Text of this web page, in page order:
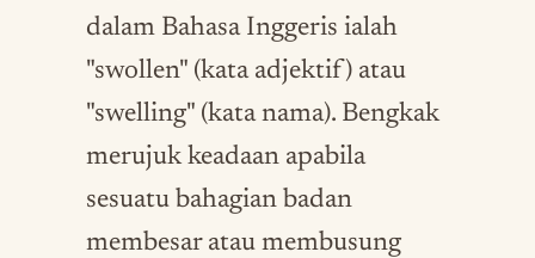
dalam Bahasa Inggeris ialah
"swollen" (kata adjektif) atau
"swelling" (kata nama). Bengkak
merujuk keadaan apabila
sesuatu bahagian badan
membesar atau membusung